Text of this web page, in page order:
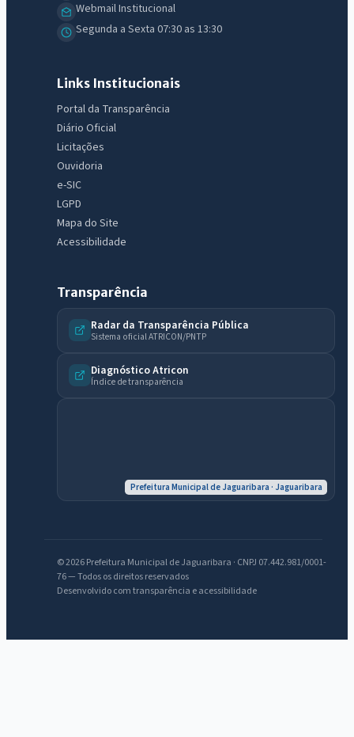
Webmail Institucional
Segunda a Sexta 07:30 as 13:30
Links Institucionais
Portal da Transparência
Diário Oficial
Licitações
Ouvidoria
e-SIC
LGPD
Mapa do Site
Acessibilidade
Transparência
Radar da Transparência Pública
Sistema oficial ATRICON/PNTP
Diagnóstico Atricon
Índice de transparência
Prefeitura Municipal de Jaguaribara · Jaguaribara
© 2026 Prefeitura Municipal de Jaguaribara · CNPJ 07.442.981/0001-
76 — Todos os direitos reservados
Desenvolvido com transparência e acessibilidade